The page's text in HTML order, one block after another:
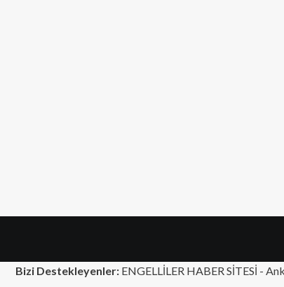
Bizi Destekleyenler: ENGELLİLER HABER SİTESİ -